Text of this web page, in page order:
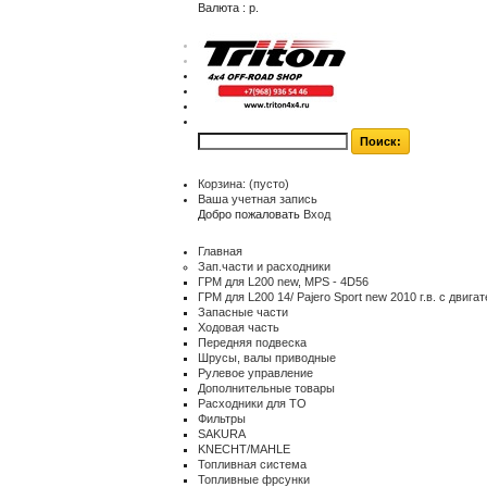
Валюта : р.
$
контакты
карта сайта
Корзина: (пусто)
Ваша учетная запись
Добро пожаловать Вход
Главная
Зап.части и расходники
ГРМ для L200 new, MPS - 4D56
ГРМ для L200 14/ Pajero Sport new 2010 г.в. с
Запасные части
Ходовая часть
Передняя подвеска
Шрусы, валы приводные
Рулевое управление
Дополнительные товары
Расходники для ТО
Фильтры
SAKURA
KNECHT/MAHLE
Топливная система
Топливные фрсунки